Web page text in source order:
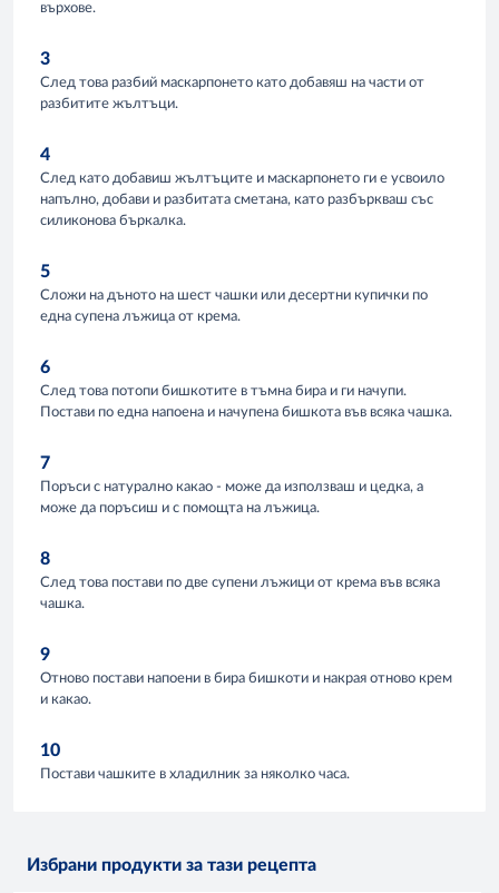
върхове.
3
След това разбий маскарпонето като добавяш на части от
разбитите жълтъци.
4
След като добавиш жълтъците и маскарпонето ги е усвоило
напълно, добави и разбитата сметана, като разбъркваш със
силиконова бъркалка.
5
Сложи на дъното на шест чашки или десертни купички по
една супена лъжица от крема.
6
След това потопи бишкотите в тъмна бира и ги начупи.
Постави по една напоена и начупена бишкота във всяка чашка.
7
Поръси с натурално какао - може да използваш и цедка, а
може да поръсиш и с помощта на лъжица.
8
След това постави по две супени лъжици от крема във всяка
чашка.
9
Отново постави напоени в бира бишкоти и накрая отново крем
и какао.
10
Постави чашките в хладилник за няколко часа.
Избрани продукти за тази рецепта